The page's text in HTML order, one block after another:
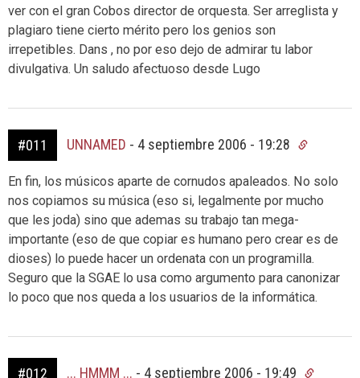
ver con el gran Cobos director de orquesta. Ser arreglista y
plagiaro tiene cierto mérito pero los genios son
irrepetibles. Dans , no por eso dejo de admirar tu labor
divulgativa. Un saludo afectuoso desde Lugo
#011 UNNAMED - 4 septiembre 2006 - 19:28
En fin, los músicos aparte de cornudos apaleados. No solo
nos copiamos su música (eso si, legalmente por mucho
que les joda) sino que ademas su trabajo tan mega-
importante (eso de que copiar es humano pero crear es de
dioses) lo puede hacer un ordenata con un programilla.
Seguro que la SGAE lo usa como argumento para canonizar
lo poco que nos queda a los usuarios de la informática.
#012 ... HMMM ... - 4 septiembre 2006 - 19:49